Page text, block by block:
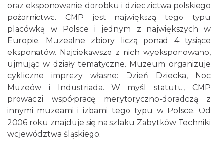
oraz eksponowanie dorobku i dziedzictwa polskiego
pożarnictwa. CMP jest największą tego typu
placówką w Polsce i jednym z największych w
Europie. Muzealne zbiory liczą ponad 4 tysiące
eksponatów. Najciekawsze z nich wyeksponowano,
ujmując w działy tematyczne. Muzeum organizuje
cykliczne imprezy własne: Dzień Dziecka, Noc
Muzeów i Industriada. W myśl statutu, CMP
prowadzi współpracę merytoryczno-doradczą z
innymi muzeami i izbami tego typu w Polsce. Od
2006 roku znajduje się na szlaku Zabytków Techniki
województwa śląskiego.